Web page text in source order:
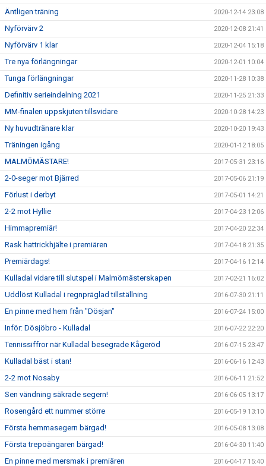
Äntligen träning 2020-12-14 23:08
Nyförvärv 2 2020-12-08 21:41
Nyförvärv 1 klar 2020-12-04 15:18
Tre nya förlängningar 2020-12-01 10:04
Tunga förlängningar 2020-11-28 10:38
Definitiv serieindelning 2021 2020-11-25 21:33
MM-finalen uppskjuten tillsvidare 2020-10-28 14:23
Ny huvudtränare klar 2020-10-20 19:43
Träningen igång 2020-01-12 18:05
MALMÖMÄSTARE! 2017-05-31 23:16
2-0-seger mot Bjärred 2017-05-06 21:19
Förlust i derbyt 2017-05-01 14:21
2-2 mot Hyllie 2017-04-23 12:06
Himmapremiär! 2017-04-20 22:34
Rask hattrickhjälte i premiären 2017-04-18 21:35
Premiärdags! 2017-04-16 12:14
Kulladal vidare till slutspel i Malmömästerskapen 2017-02-21 16:02
Uddlöst Kulladal i regnpräglad tillställning 2016-07-30 21:11
En pinne med hem från "Dösjan" 2016-07-24 15:00
Inför: Dösjöbro - Kulladal 2016-07-22 22:20
Tennissiffror när Kulladal besegrade Kågeröd 2016-07-15 23:47
Kulladal bäst i stan! 2016-06-16 12:43
2-2 mot Nosaby 2016-06-11 21:52
Sen vändning säkrade segern! 2016-06-05 13:17
Rosengård ett nummer större 2016-05-19 13:10
Första hemmasegern bärgad! 2016-05-08 13:08
Första trepoängaren bärgad! 2016-04-30 11:40
En pinne med mersmak i premiären 2016-04-17 15:40